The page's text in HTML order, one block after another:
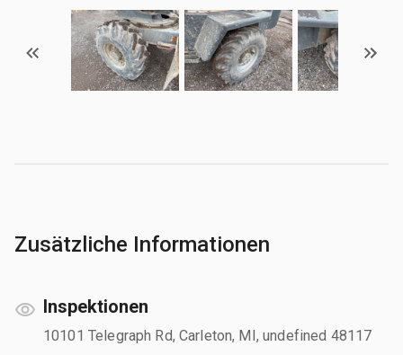
Zusätzliche Informationen
Inspektionen
10101 Telegraph Rd, Carleton, MI, undefined 48117